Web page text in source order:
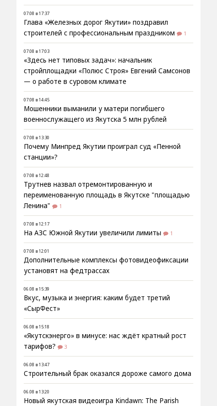
07.08 в 17:37
Глава «Железных дорог Якутии» поздравил
строителей с профессиональным праздником
1
07.08 в 17:03
«Здесь нет типовых задач»: начальник
стройплощадки «Полюс Строя» Евгений Самсонов
— о работе в суровом климате
07.08 в 14:45
Мошенники выманили у матери погибшего
военнослужащего из Якутска 5 млн рублей
07.08 в 13:30
Почему Минпред Якутии проиграл суд «Пенной
станции»?
07.08 в 12:48
Трутнев назвал отремонтированную и
переименованную площадь в Якутске "площадью
Ленина"
1
07.08 в 12:17
На АЗС Южной Якутии увеличили лимиты 1
07.08 в 12:01
Дополнительные комплексы фотовидеофиксации
установят на федтрассах
06.08 в 15:39
Вкус, музыка и энергия: каким будет третий
«СырФест»
06.08 в 15:18
«Якутскэнерго» в минусе: нас ждёт кратный рост
тарифов?
3
06.08 в 13:47
Строительный брак оказался дороже самого дома
06.08 в 13:20
Новый якутская видеоигра Kindawn: The Parish